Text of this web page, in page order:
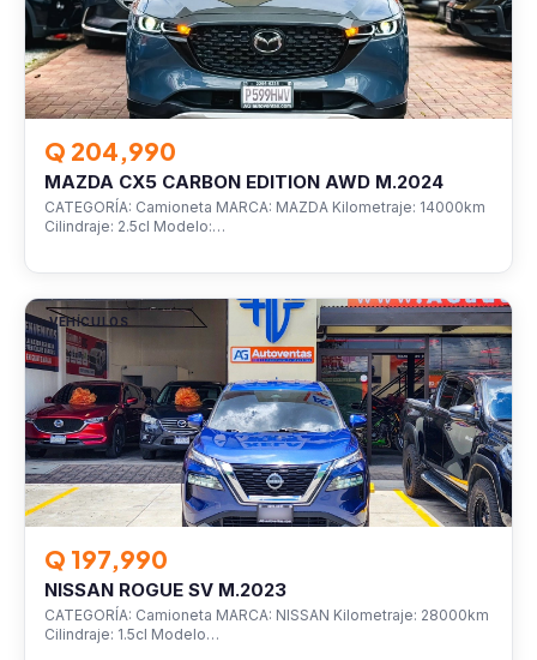
Q 204,990
MAZDA CX5 CARBON EDITION AWD M.2024
CATEGORÍA: Camioneta MARCA: MAZDA Kilometraje: 14000km
Cilindraje: 2.5cl Modelo:…
VEHÍCULOS
Q 197,990
NISSAN ROGUE SV M.2023
CATEGORÍA: Camioneta MARCA: NISSAN Kilometraje: 28000km
Cilindraje: 1.5cl Modelo…